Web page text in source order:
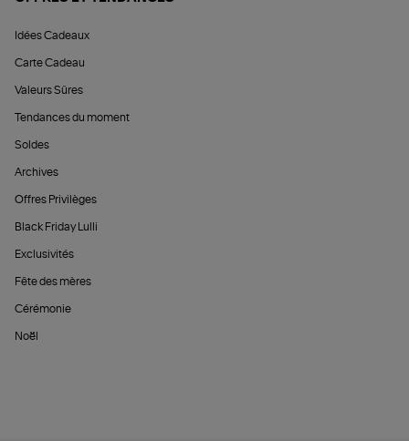
Idées Cadeaux
Carte Cadeau
Valeurs Sûres
Tendances du moment
Soldes
Archives
Offres Privilèges
Black Friday Lulli
Exclusivités
Fête des mères
Cérémonie
Noël